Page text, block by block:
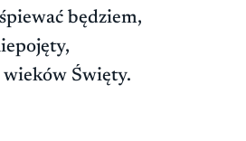
będziem,
Święty.